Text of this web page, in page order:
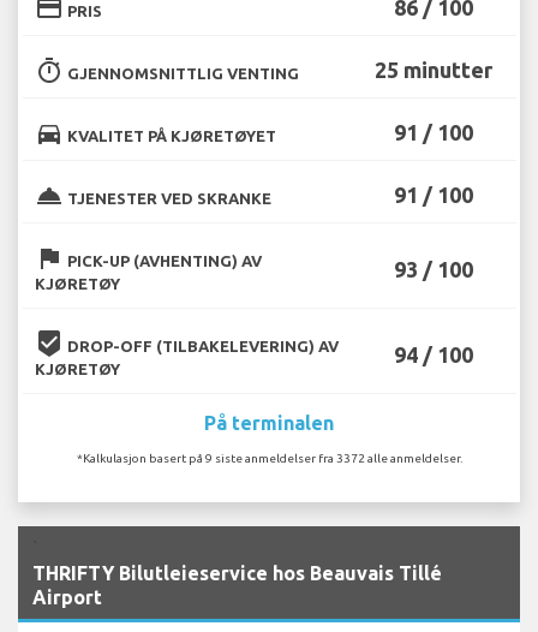
credit_card PRIS 86 / 100
timer GJENNOMSNITTLIG VENTING 25 minutter
directions_car KVALITET PÅ KJØRETØYET 91 / 100
room_service TJENESTER VED SKRANKE 91 / 100
flag PICK-UP (AVHENTING) AV
KJØRETØY
93 / 100
beenhere DROP-OFF (TILBAKELEVERING) AV
KJØRETØY
94 / 100
På terminalen
*Kalkulasjon basert på 9 siste anmeldelser fra 3372 alle anmeldelser.
THRIFTY Bilutleieservice hos Beauvais Tillé
Airport